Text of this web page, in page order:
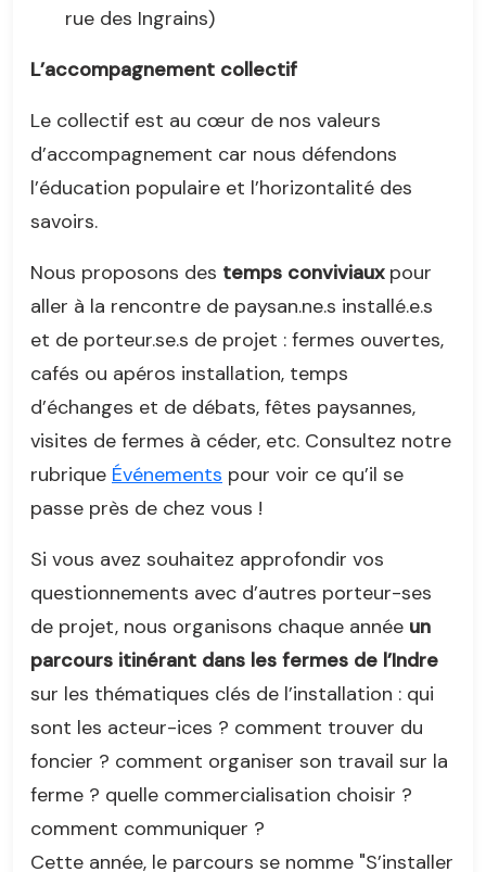
rue des Ingrains)
L’accompagnement collectif
Le collectif est au cœur de nos valeurs
d’accompagnement car nous défendons
l’éducation populaire et l’horizontalité des
savoirs.
Nous proposons des temps conviviauxpour
aller à la rencontre de paysan.ne.s installé.e.s
et de porteur.se.s de projet : fermes ouvertes,
cafés ou apéros installation, temps
d’échanges et de débats, fêtes paysannes,
visites de fermes à céder, etc. Consultez notre
rubrique Événements pour voir ce qu’il se
passe près de chez vous !
Si vous avez souhaitez approfondir vos
questionnements avec d’autres porteur-ses
de projet, nous organisons chaque année un
parcours itinérant dans les fermes de l’Indre
sur les thématiques clés de l’installation : qui
sont les acteur-ices ? comment trouver du
foncier ? comment organiser son travail sur la
ferme ? quelle commercialisation choisir ?
comment communiquer ?
Cette année, le parcours se nomme "S’installer